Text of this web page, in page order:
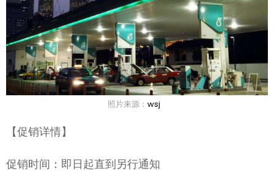
照片来源： wsj
【促销详情】
促销时间：即日起直到另行通知